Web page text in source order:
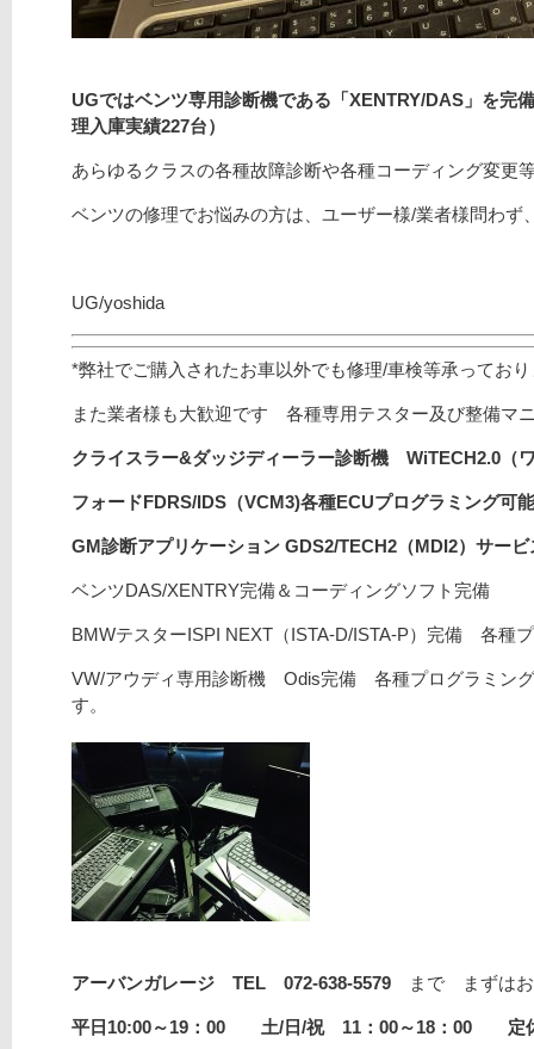
UGではベンツ専用診断機である「XENTRY/DAS」を完
理入庫実績227台）
あらゆるクラスの各種故障診断や各種コーディング変更
ベンツの修理でお悩みの方は、ユーザー様/業者様問わず
UG/yoshida
*弊社でご購入されたお車以外でも修理/車検等承ってお
また業者様も大歓迎です 各種専用テスター及び整備マ
クライスラー&ダッジディーラー診断機 WiTECH2.0（
フォードFDRS/IDS（VCM3)各種ECUプログラミング可
GM診断アプリケーション GDS2/TECH2（MDI2）サー
ベンツDAS/XENTRY完備＆コーディングソフト完備
BMWテスターISPI NEXT（ISTA-D/ISTA-P）完備 各種
VW/アウディ専用診断機 Odis完備 各種プログラミン
す。
アーバンガレージ TEL 072-638-5579 まで まずは
平日10:00～19：00 土/日/祝 11：00～18：00 定